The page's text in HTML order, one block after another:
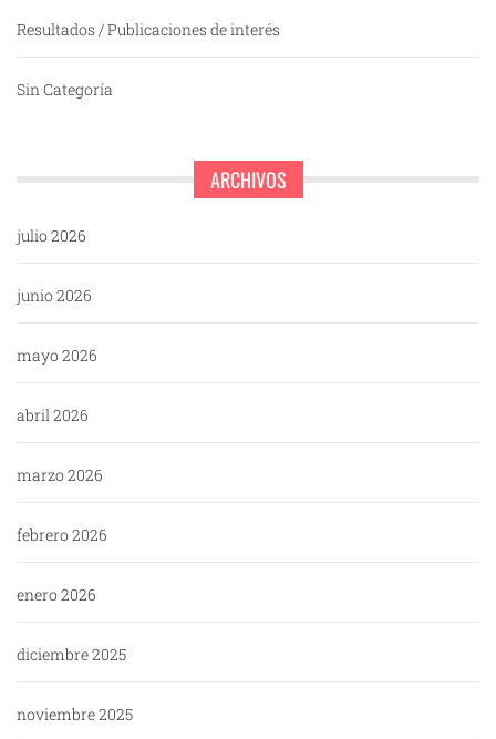
Resultados / Publicaciones de interés
Sin Categoría
ARCHIVOS
julio 2026
junio 2026
mayo 2026
abril 2026
marzo 2026
febrero 2026
enero 2026
diciembre 2025
noviembre 2025